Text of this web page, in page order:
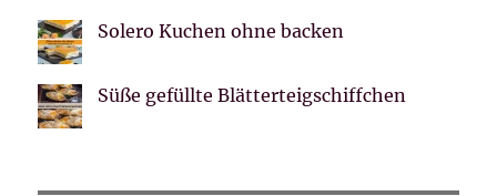
Solero Kuchen ohne backen
Süße gefüllte Blätterteigschiffchen